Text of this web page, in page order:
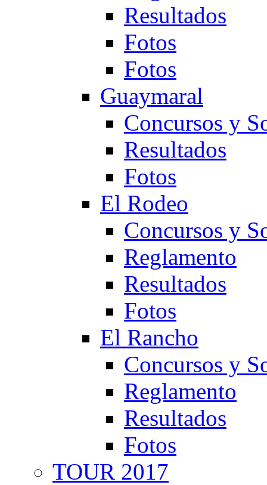
Resultados
Fotos
Fotos
Guaymaral
Concursos y
Resultados
Fotos
El Rodeo
Concursos y
Reglamento
Resultados
Fotos
El Rancho
Concursos y
Reglamento
Resultados
Fotos
TOUR 2017